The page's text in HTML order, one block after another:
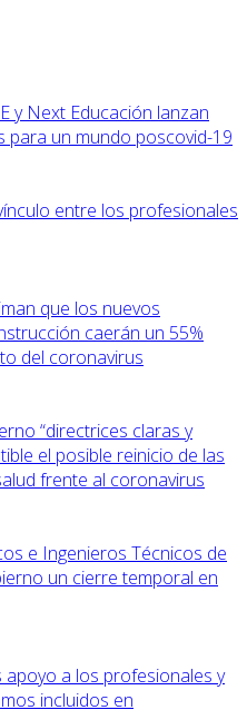
y Next Educación lanzan
para un mundo poscovid-19
entre los profesionales
que los nuevos
caerán un 55%
del coronavirus
“directrices claras y
el posible reinicio de las
frente al coronavirus
e Ingenieros Técnicos de
un cierre temporal en
apoyo a los profesionales y
incluidos en